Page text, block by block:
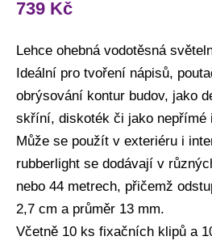
739 Kč
Lehce ohebná vodotěsná
Ideální pro tvoření nápisů,
obrýsování kontur budov, jako
skříní, diskoték či jako nepřímé
Může se použít v exteriéru i
rubberlight se dodávají v
nebo 44 metrech, přičemž
2,7 cm a průměr 13 mm.
Včetně 10 ks fixačních klipů a